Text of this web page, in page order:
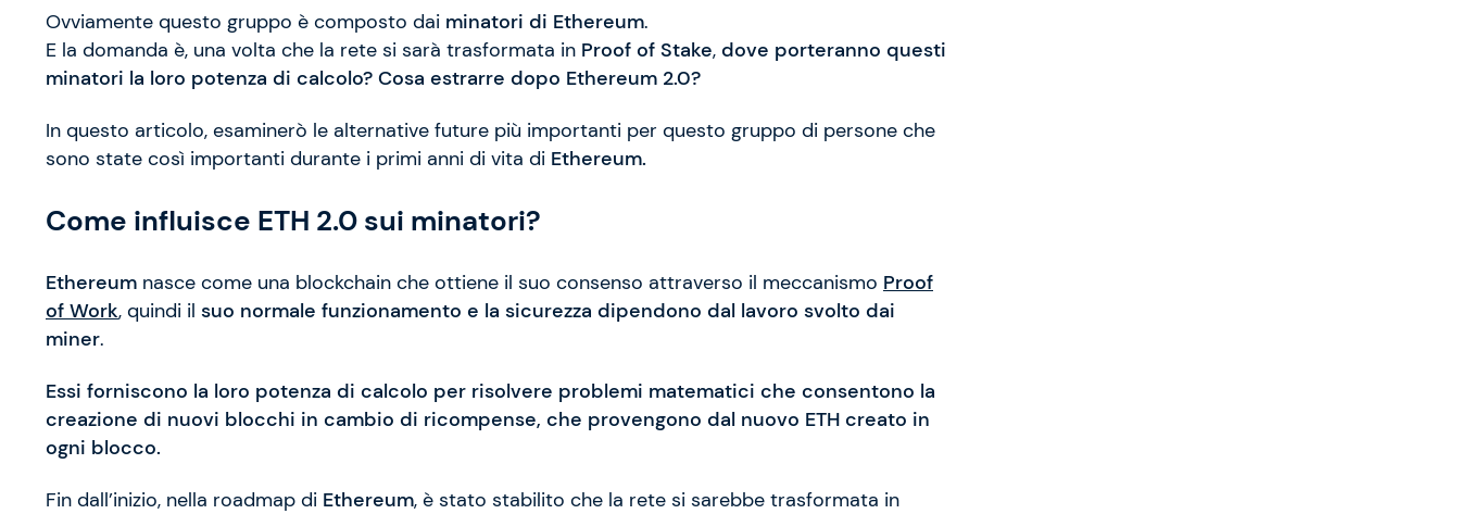
Ovviamente questo gruppo è composto dai minatori di Ethereum.
E la domanda è, una volta che la rete si sarà trasformata in Proof of Stake, dove porteranno questi
minatori la loro potenza di calcolo? Cosa estrarre dopo Ethereum 2.0?
In questo articolo, esaminerò le alternative future più importanti per questo gruppo di persone che
sono state così importanti durante i primi anni di vita di Ethereum.
Come influisce ETH 2.0 sui minatori?
Ethereum nasce come una blockchain che ottiene il suo consenso attraverso il meccanismo Proof
of Work, quindi il suo normale funzionamento e la sicurezza dipendono dal lavoro svolto dai
miner.
Essi forniscono la loro potenza di calcolo per risolvere problemi matematici che consentono la
creazione di nuovi blocchi in cambio di ricompense, che provengono dal nuovo ETH creato in
ogni blocco.
Fin dall’inizio, nella roadmap di Ethereum, è stato stabilito che la rete si sarebbe trasformata in